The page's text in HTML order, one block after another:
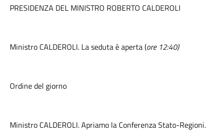
PRESIDENZA DEL MINISTRO ROBERTO CALDEROLI
Ministro CALDEROLI. La seduta è aperta (ore 12:40)
Ordine del giorno
Ministro CALDEROLI. Apriamo la Conferenza Stato-Regioni.